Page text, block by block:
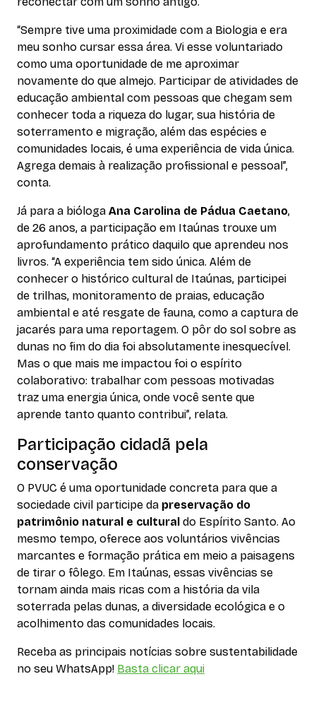
“Sempre tive uma proximidade com a Biologia e era
meu sonho cursar essa área. Vi esse voluntariado
como uma oportunidade de me aproximar
novamente do que almejo. Participar de atividades de
educação ambiental com pessoas que chegam sem
conhecer toda a riqueza do lugar, sua história de
soterramento e migração, além das espécies e
comunidades locais, é uma experiência de vida única.
Agrega demais à realização profissional e pessoal”,
conta.
Já para a bióloga Ana Carolina de Pádua Caetano,
de 26 anos, a participação em Itaúnas trouxe um
aprofundamento prático daquilo que aprendeu nos
livros. “A experiência tem sido única. Além de
conhecer o histórico cultural de Itaúnas, participei
de trilhas, monitoramento de praias, educação
ambiental e até resgate de fauna, como a captura de
jacarés para uma reportagem. O pôr do sol sobre as
dunas no fim do dia foi absolutamente inesquecível.
Mas o que mais me impactou foi o espírito
colaborativo: trabalhar com pessoas motivadas
traz uma energia única, onde você sente que
aprende tanto quanto contribui”, relata.
Participação cidadã pela
conservação
O PVUC é uma oportunidade concreta para que a
sociedade civil participe da preservação do
patrimônio natural e cultural do Espírito Santo. Ao
mesmo tempo, oferece aos voluntários vivências
marcantes e formação prática em meio a paisagens
de tirar o fôlego. Em Itaúnas, essas vivências se
tornam ainda mais ricas com a história da vila
soterrada pelas dunas, a diversidade ecológica e o
acolhimento das comunidades locais.
Receba as principais notícias sobre sustentabilidade
no seu WhatsApp! Basta clicar aqui